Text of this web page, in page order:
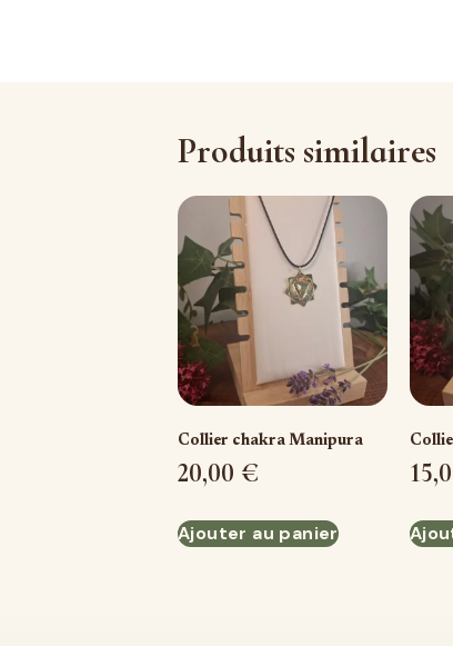
Produits similaires
Collier chakra Manipura
20,00 €
Ajouter au panier